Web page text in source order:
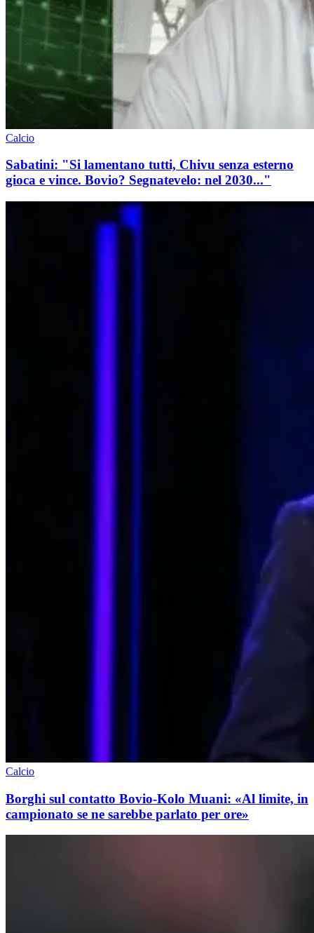
Calcio
Sabatini: "Si lamentano tutti, Chivu senza esterno
gioca e vince. Bovio? Segnatevelo: nel 2030..."
Calcio
Borghi sul contatto Bovio-Kolo Muani: «Al limite, in
campionato se ne sarebbe parlato per ore»